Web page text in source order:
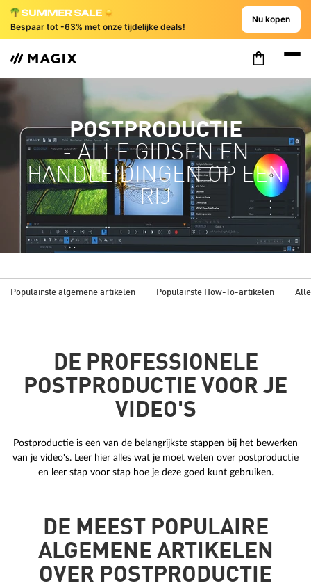
Bespaar tot -63% met onze tijdelijke deals!
Nu kopen
POSTPRODUCTIE
- ALLE GIDSEN EN
HANDLEIDINGEN OP EEN
RIJ
Populairste algemene artikelen Populairste How-To-artikelen
DE PROFESSIONELE
POSTPRODUCTIE VOOR JE
VIDEO'S
Postproductie is een van de belangrijkste stappen bij het bewerken
van je video's. Leer hier alles wat je moet weten over postproductie
en leer stap voor stap hoe je deze goed kunt gebruiken.
DE MEEST POPULAIRE
ALGEMENE ARTIKELEN
OVER POSTPRODUCTIE